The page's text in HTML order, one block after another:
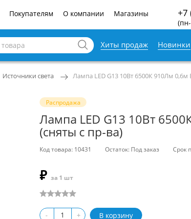
Покупателям О компании Магазины +7
Хиты продаж Новинки
Источники света Лампа LED G13 10Вт 6500К 910Лм 0,6м
Распродажа
Лампа LED G13 10Вт
(сняты с пр-ва)
Код товара: 10431 Остаток: Под заказ Срок
₽ за 1 шт
- + В корзину